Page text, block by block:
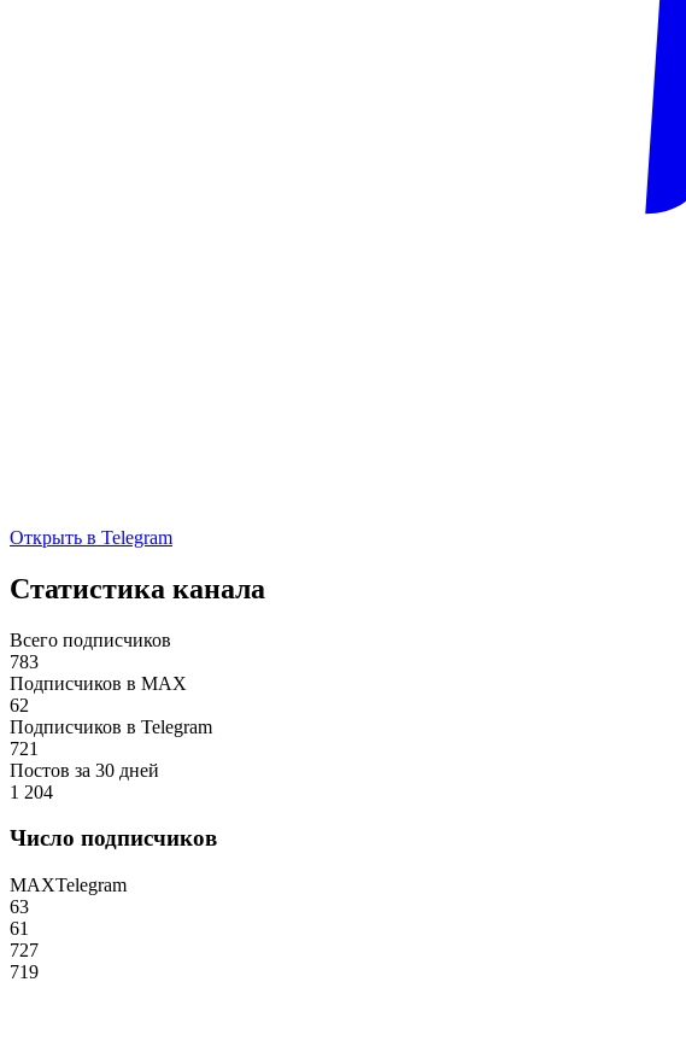
Открыть в Telegram
Статистика канала
Всего подписчиков
783
Подписчиков в MAX
62
Подписчиков в Telegram
721
Постов за 30 дней
1 204
Число подписчиков
MAXTelegram
63
61
727
719